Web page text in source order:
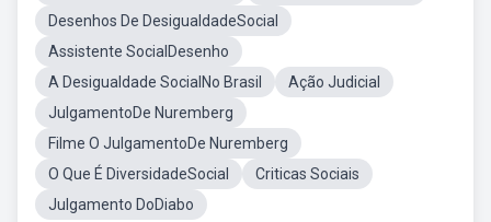
Desenhos De DesigualdadeSocial
Assistente SocialDesenho
A Desigualdade SocialNo Brasil
Ação Judicial
JulgamentoDe Nuremberg
Filme O JulgamentoDe Nuremberg
O Que É DiversidadeSocial
Criticas Sociais
Julgamento DoDiabo